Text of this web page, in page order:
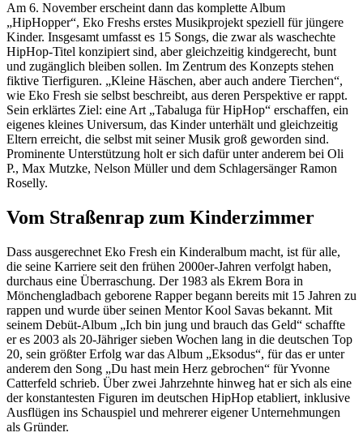
Am 6. November erscheint dann das komplette Album
„HipHopper“, Eko Freshs erstes Musikprojekt speziell für jüngere
Kinder. Insgesamt umfasst es 15 Songs, die zwar als waschechte
HipHop-Titel konzipiert sind, aber gleichzeitig kindgerecht, bunt
und zugänglich bleiben sollen. Im Zentrum des Konzepts stehen
fiktive Tierfiguren. „Kleine Häschen, aber auch andere Tierchen“,
wie Eko Fresh sie selbst beschreibt, aus deren Perspektive er rappt.
Sein erklärtes Ziel: eine Art „Tabaluga für HipHop“ erschaffen, ein
eigenes kleines Universum, das Kinder unterhält und gleichzeitig
Eltern erreicht, die selbst mit seiner Musik groß geworden sind.
Prominente Unterstützung holt er sich dafür unter anderem bei Oli
P., Max Mutzke, Nelson Müller und dem Schlagersänger Ramon
Roselly.
Vom Straßenrap zum Kinderzimmer
Dass ausgerechnet Eko Fresh ein Kinderalbum macht, ist für alle,
die seine Karriere seit den frühen 2000er-Jahren verfolgt haben,
durchaus eine Überraschung. Der 1983 als Ekrem Bora in
Mönchengladbach geborene Rapper begann bereits mit 15 Jahren zu
rappen und wurde über seinen Mentor Kool Savas bekannt. Mit
seinem Debüt-Album „Ich bin jung und brauch das Geld“ schaffte
er es 2003 als 20-Jähriger sieben Wochen lang in die deutschen Top
20, sein größter Erfolg war das Album „Eksodus“, für das er unter
anderem den Song „Du hast mein Herz gebrochen“ für Yvonne
Catterfeld schrieb. Über zwei Jahrzehnte hinweg hat er sich als eine
der konstantesten Figuren im deutschen HipHop etabliert, inklusive
Ausflügen ins Schauspiel und mehrerer eigener Unternehmungen
als Gründer.